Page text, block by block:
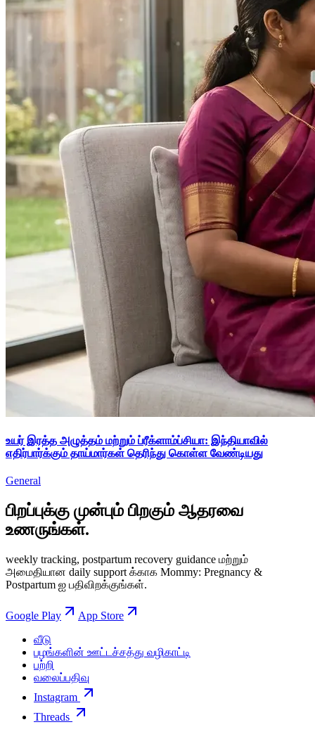
உயர் இரத்த அழுத்தம் மற்றும் ப்ரீக்ளாம்ப்சியா: இந்தியாவில்
எதிர்பார்க்கும் தாய்மார்கள் தெரிந்து கொள்ள வேண்டியது
General
பிறப்புக்கு முன்பும் பிறகும் ஆதரவை
உணருங்கள்.
weekly tracking, postpartum recovery guidance மற்றும்
அமைதியான daily support க்காக Mommy: Pregnancy &
Postpartum ஐ பதிவிறக்குங்கள்.
Google Play
App Store
வீடு
பழங்களின் ஊட்டச்சத்து வழிகாட்டி
பற்றி
வலைப்பதிவு
Instagram
Threads